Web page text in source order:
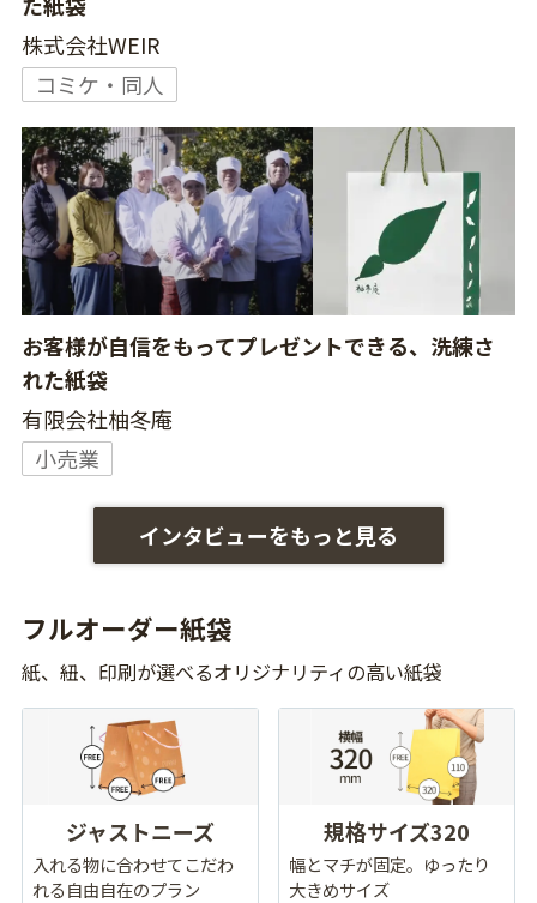
株式会社WEIR
コミケ・同人
お客様が自信をもってプレゼントできる、洗練さ
れた紙袋
有限会社柚冬庵
小売業
インタビューをもっと見る
フルオーダー紙袋
紙、紐、印刷が選べるオリジナリティの高い紙袋
ジャストニーズ
入れる物に合わせてこだわ
れる自由自在のプラン
規格サイズ320
幅とマチが固定。ゆったり
大きめサイズ